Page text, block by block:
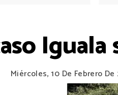
Miércoles, 10 De Febrero De